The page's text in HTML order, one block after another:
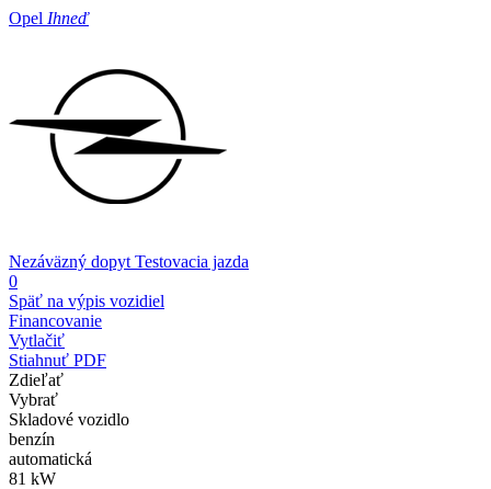
Opel Ihneď
Nezáväzný dopyt Testovacia jazda
0
Späť na výpis vozidiel
Financovanie
Vytlačiť
Stiahnuť PDF
Zdieľať
Vybrať
Skladové vozidlo
benzín
automatická
81 kW